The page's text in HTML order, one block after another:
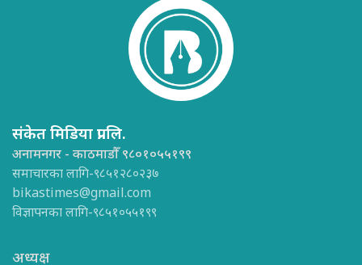
संकेत मिडिया प्रा.लि.
अनामनगर - काठमाडौँ ९८०१०५५१९९
समाचारका लागि-९८५१२८०२३७
bikastimes@gmail.com
विज्ञापनका लागि-९८५१०५५१९९
अध्यक्ष